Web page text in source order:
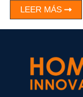
LEER MÁS